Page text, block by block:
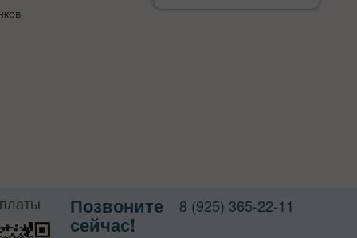
Позвоните
сейчас!
8 (925) 365-22-11